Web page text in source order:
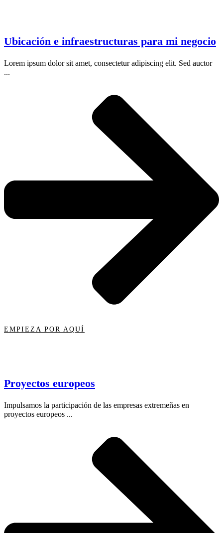
Ubicación e infraestructuras para mi negocio
Lorem ipsum dolor sit amet, consectetur adipiscing elit. Sed auctor
...
EMPIEZA POR AQUÍ
Proyectos europeos
Impulsamos la participación de las empresas extremeñas en
proyectos europeos ...